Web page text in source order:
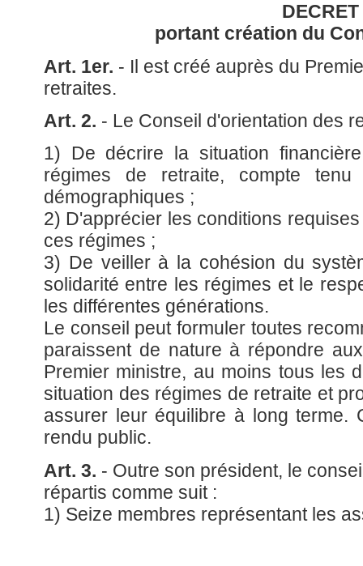
portant création du
Art. 1er. - Il est créé auprès du
retraites.
Art. 2. - Le Conseil d'orientation des
1) De décrire la situation
régimes de retraite, compte
démographiques ;
2) D'apprécier les conditions
ces régimes ;
3) De veiller à la cohésion du
solidarité entre les régimes et le
les différentes générations.
Le conseil peut formuler toutes
paraissent de nature à répondre
Premier ministre, au moins tous les
situation des régimes de retraite et
assurer leur équilibre à long terme.
rendu public.
Art. 3. - Outre son président, le
répartis comme suit :
1) Seize membres représentant les